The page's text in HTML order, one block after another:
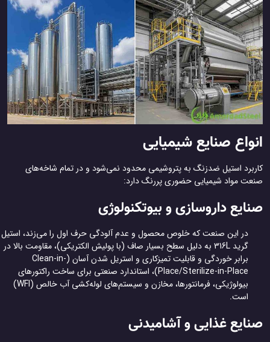
صنایع شیمیایی
استیل ضدزنگ به پتروشیمی محدود نمی‌شود و در تمام شاخه‌های
مواد شیمیایی حضوری پررنگ دارد:
داروسازی و بیوتکنولوژی
در این صنعت که خلوص محصول و عدم آلودگی حرف اول را می‌زند، استیل
گرید 316L به دلیل سطح بسیار صاف (با پولیش الکتریکی)، مقاومت بالا در
برابر خوردگی و قابلیت تمیزکاری و استریل شدن آسان (Clean-in-
Place/Sterilize-in-Place)، استاندارد صنعتی برای ساخت راکتورهای
بیولوژیکی، فرمانتورها، مخازن و سیستم‌های لوله‌کشی آب خالص (WFI)
است.
غذایی و آشامیدنی